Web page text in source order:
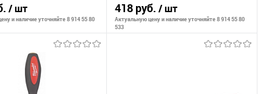
/ шт
и наличие уточняйте 8 914 55 80
В корзину
рукоятка// MATRIX
PROFESSIONAL
418 руб./ шт
Актуальную цену и наличие уточняйте 8 914 55 80
533